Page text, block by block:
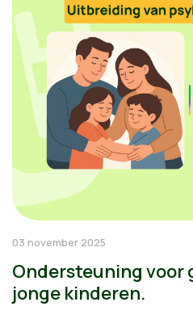
03 november 2025
Ondersteuning voor
jonge kinderen.